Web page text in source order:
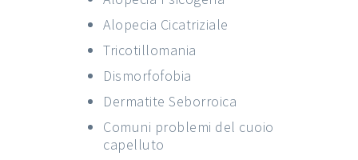
Alopecia Cicatriziale
Tricotillomania
Dismorfofobia
Dermatite Seborroica
Comuni problemi del cuoio
capelluto